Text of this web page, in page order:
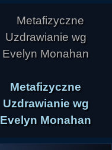
Metafizyczne
Uzdrawianie wg
Evelyn Monahan